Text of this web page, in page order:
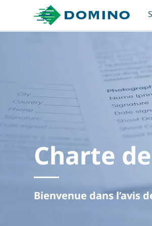
Charte
Bienvenue dans l’avis